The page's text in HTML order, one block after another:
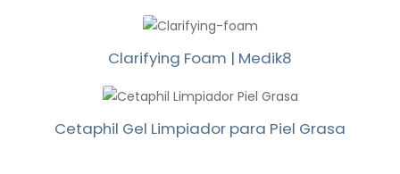
Clarifying Foam | Medik8
Cetaphil Gel Limpiador para Piel Grasa